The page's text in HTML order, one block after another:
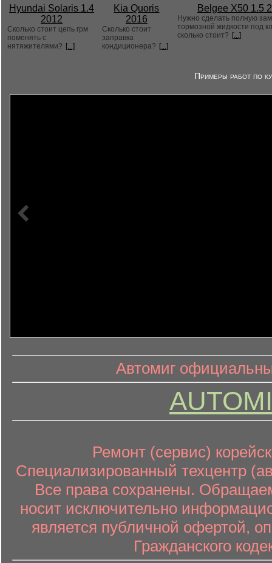
Hyundai Solaris 1.4
2012
Сколько стоит цепь грм
поменять с
нятяжителями? [...]
Kia Quoris
2016
Сколько стоит
заправка
кондиционера? [...]
Belgee X50 1.5
Нужно сделать полную
тормозной жидкости под
сколько стоит? [...]
Примеры работ по
информационный контент
Автомиг
Ремонт (сервис)
Специализированный техцентр
Все права сохранены.
носит исключительно
является публичной офертой,
Гражданского